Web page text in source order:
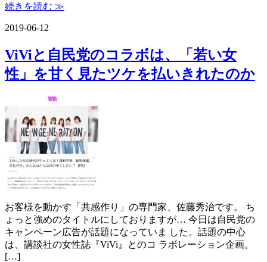
続きを読む ≫
2019-06-12
ViViと自民党のコラボは、「若い女
性」を甘く見たツケを払いきれたのか
お客様を動かす「共感作り」の専門家、佐藤秀治です。 ち
ょっと強めのタイトルにしておりますが… 今日は自民党の
キャンペーン広告が話題になっていま した。話題の中心
は、講談社の女性誌『ViVi』とのコ ラボレーション企画。
[…]